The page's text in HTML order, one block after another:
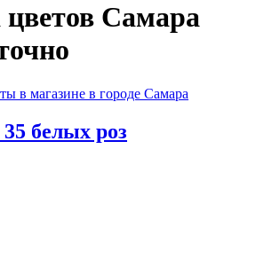
цветов Самара
белых роз